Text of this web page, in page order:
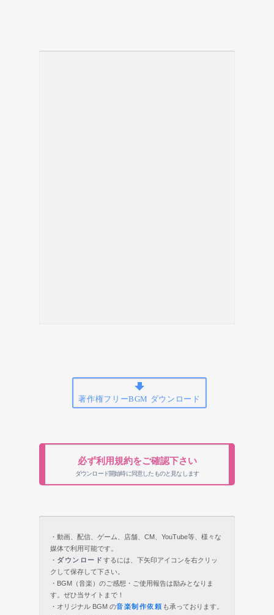
著作権フリーBGM ダウンロード
必ず利用規約をご確認下さい
ダウンロード開始時に同意したものと見なします
・動画、配信、ゲーム、店舗、CM、YouTube等、様々な
媒体で利用可能です。
・ ダウンロード するには、下矢印アイコンを右クリッ
クして保存して下さい。
・BGM（音楽）のご感想・ご使用報告は励みとなりま
す。ぜひ当サイトまで！
・オリジナル BGM の音楽制作依頼 も承っております。